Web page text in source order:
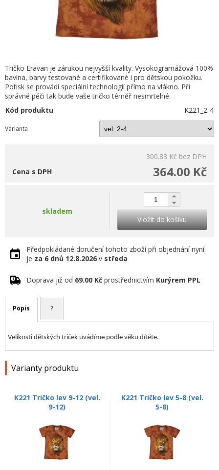
Tričko Eravan je zárukou nejvyšší kvality. Vysokogramážová 100%
bavlna, barvy testované a certifikované i pro dětskou pokožku.
Potisk se provádí speciální technologií přímo na vlákno. Při
správné péči tak bude vaše tričko téměř nesmrtelné.
Kód produktu
K221_2-4
Varianta
300.83 Kč bez DPH
364.00 Kč
Cena s DPH
skladem
Vložit do košíku
Předpokládané doručení tohoto zboží při objednání nyní
je za 6 dnů 12.8.2026 v středa
Doprava již od 69.00 Kč prostřednictvím Kurýrem PPL
Popis ?
Velikosti dětských triček uvádíme podle věku dítěte.
Varianty produktu
K221 Tričko lev 9-12 (vel.
9-12)
K221 Tričko lev 5-8 (vel.
5-8)